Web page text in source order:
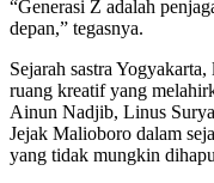
“Generasi Z adalah
depan,” tegasnya.
Sejarah sastra
ruang kreatif yang
Ainun Nadjib, Linus
Jejak Malioboro dalam
yang tidak mungkin